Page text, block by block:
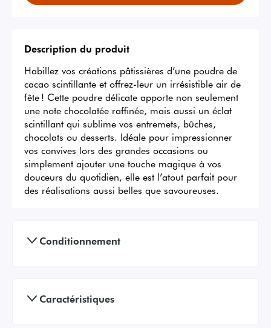
Description du produit
Habillez vos créations pâtissières d’une poudre de
cacao scintillante et offrez-leur un irrésistible air de
fête ! Cette poudre délicate apporte non seulement
une note chocolatée raffinée, mais aussi un éclat
scintillant qui sublime vos entremets, bûches,
chocolats ou desserts. Idéale pour impressionner
vos convives lors des grandes occasions ou
simplement ajouter une touche magique à vos
douceurs du quotidien, elle est l’atout parfait pour
des réalisations aussi belles que savoureuses.
Conditionnement
Caractéristiques